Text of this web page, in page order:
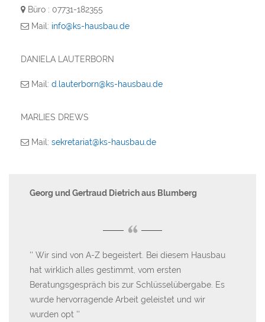
Büro : 07731-182355
Mail: info@ks-hausbau.de
DANIELA LAUTERBORN
Mail: d.lauterborn@ks-hausbau.de
MARLIES DREWS
Mail: sekretariat@ks-hausbau.de
Georg und Gertraud Dietrich aus Blumberg
“
Wir sind von A-Z begeistert. Bei diesem Hausbau
hat wirklich alles gestimmt, vom ersten
Beratungsgespräch bis zur Schlüsselübergabe. Es
wurde hervorragende Arbeit geleistet und wir
wurden opt